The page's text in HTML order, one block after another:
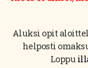
Aluksi opit
helposti
Loppu